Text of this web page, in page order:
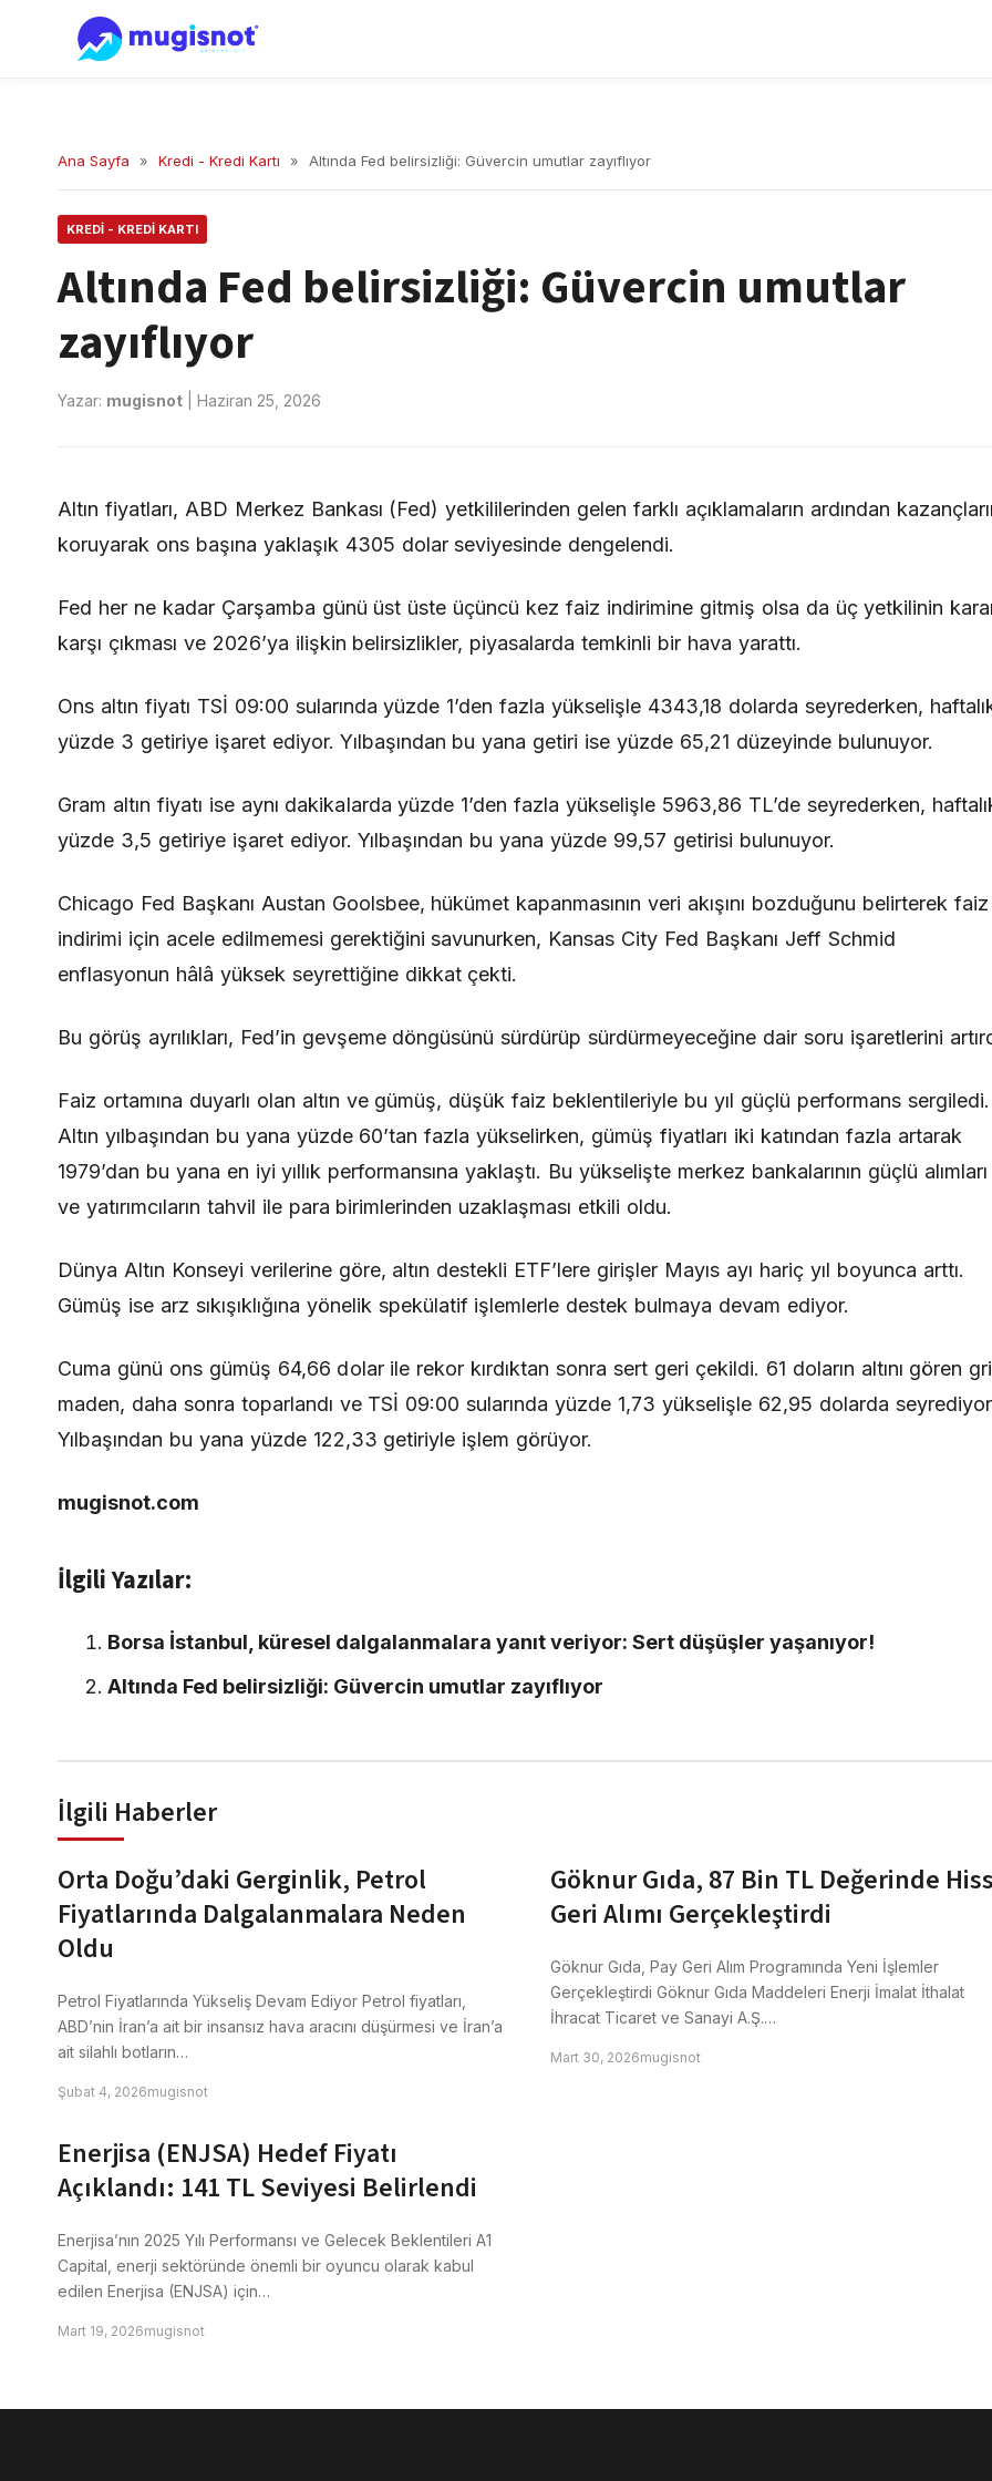
Ana Sayfa » Kredi - Kredi Kartı » Altında Fed belirsizliği: Güvercin umutlar zayıflıyor
KREDI - KREDI KARTI
Altında Fed belirsizliği: Güvercin umutlar
zayıflıyor
Yazar: mugisnot Haziran 25, 2026
Altın fiyatları, ABD Merkez Bankası (Fed) yetkililerinden gelen farklı açıklamaların ardından
koruyarak ons başına yaklaşık 4305 dolar seviyesinde dengelendi.
Fed her ne kadar Çarşamba günü üst üste üçüncü kez faiz indirimine gitmiş olsa da üç yetkilinin
karşı çıkması ve 2026’ya ilişkin belirsizlikler, piyasalarda temkinli bir hava yarattı.
Ons altın fiyatı TSİ 09:00 sularında yüzde 1’den fazla yükselişle 4343,18 dolarda seyrederken,
yüzde 3 getiriye işaret ediyor. Yılbaşından bu yana getiri ise yüzde 65,21 düzeyinde bulunuyor.
Gram altın fiyatı ise aynı dakikalarda yüzde 1’den fazla yükselişle 5963,86 TL’de seyrederken,
yüzde 3,5 getiriye işaret ediyor. Yılbaşından bu yana yüzde 99,57 getirisi bulunuyor.
Chicago Fed Başkanı Austan Goolsbee, hükümet kapanmasının veri akışını bozduğunu belirterek faiz
indirimi için acele edilmemesi gerektiğini savunurken, Kansas City Fed Başkanı Jeff Schmid
enflasyonun hâlâ yüksek seyrettiğine dikkat çekti.
Bu görüş ayrılıkları, Fed’in gevşeme döngüsünü sürdürüp sürdürmeyeceğine dair soru işaretlerini
Faiz ortamına duyarlı olan altın ve gümüş, düşük faiz beklentileriyle bu yıl güçlü performans sergiledi.
Altın yılbaşından bu yana yüzde 60’tan fazla yükselirken, gümüş fiyatları iki katından fazla artarak
1979’dan bu yana en iyi yıllık performansına yaklaştı. Bu yükselişte merkez bankalarının güçlü alımları
ve yatırımcıların tahvil ile para birimlerinden uzaklaşması etkili oldu.
Dünya Altın Konseyi verilerine göre, altın destekli ETF’lere girişler Mayıs ayı hariç yıl boyunca arttı.
Gümüş ise arz sıkışıklığına yönelik spekülatif işlemlerle destek bulmaya devam ediyor.
Cuma günü ons gümüş 64,66 dolar ile rekor kırdıktan sonra sert geri çekildi. 61 doların altını gören gri
maden, daha sonra toparlandı ve TSİ 09:00 sularında yüzde 1,73 yükselişle 62,95 dolarda
Yılbaşından bu yana yüzde 122,33 getiriyle işlem görüyor.
mugisnot.com
İlgili Yazılar:
Borsa İstanbul, küresel dalgalanmalara yanıt veriyor: Sert düşüşler yaşanıyor!
Altında Fed belirsizliği: Güvercin umutlar zayıflıyor
İlgili Haberler
Orta Doğu’daki Gerginlik, Petrol
Fiyatlarında Dalgalanmalara Neden
Oldu
Petrol Fiyatlarında Yükseliş Devam Ediyor Petrol fiyatları,
ABD’nin İran’a ait bir insansız hava aracını düşürmesi ve İran’a
ait silahlı botların…
Şubat 4, 2026mugisnot
Göknur Gıda, 87 Bin TL Değerinde
Geri Alımı Gerçekleştirdi
Göknur Gıda, Pay Geri Alım Programında Yeni İşlemler
Gerçekleştirdi Göknur Gıda Maddeleri Enerji İmalat İthalat
İhracat Ticaret ve Sanayi A.Ş.…
Mart 30, 2026mugisnot
Enerjisa (ENJSA) Hedef Fiyatı
Açıklandı: 141 TL Seviyesi Belirlendi
Enerjisa’nın 2025 Yılı Performansı ve Gelecek Beklentileri A1
Capital, enerji sektöründe önemli bir oyuncu olarak kabul
edilen Enerjisa (ENJSA) için…
Mart 19, 2026mugisnot